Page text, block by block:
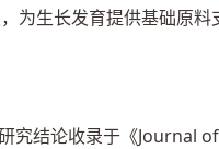
为生长发育提供基础原料
究结论收录于《Journal of